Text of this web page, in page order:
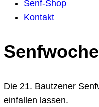
Senf-Shop
Kontakt
Die 21. Bautzener
einfallen lassen.